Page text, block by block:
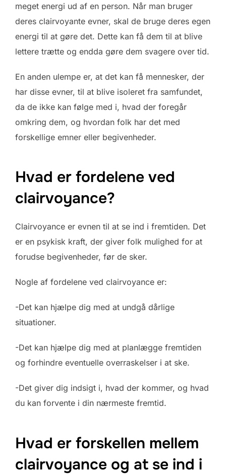
meget energi ud af en person. Når man bruger
deres clairvoyante evner, skal de bruge deres egen
energi til at gøre det. Dette kan få dem til at blive
lettere trætte og endda gøre dem svagere over tid.
En anden ulempe er, at det kan få mennesker, der
har disse evner, til at blive isoleret fra samfundet,
da de ikke kan følge med i, hvad der foregår
omkring dem, og hvordan folk har det med
forskellige emner eller begivenheder.
Hvad er fordelene ved
clairvoyance?
Clairvoyance er evnen til at se ind i fremtiden. Det
er en psykisk kraft, der giver folk mulighed for at
forudse begivenheder, før de sker.
Nogle af fordelene ved clairvoyance er:
-Det kan hjælpe dig med at undgå dårlige
situationer.
-Det kan hjælpe dig med at planlægge fremtiden
og forhindre eventuelle overraskelser i at ske.
-Det giver dig indsigt i, hvad der kommer, og hvad
du kan forvente i din nærmeste fremtid.
Hvad er forskellen mellem
clairvoyance og at se ind i